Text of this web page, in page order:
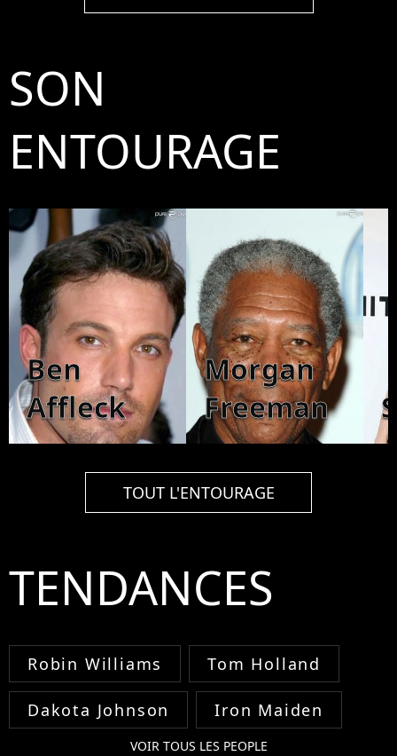
SON
ENTOURAGE
Ben
Affleck
Morgan
Freeman
TOUT L'ENTOURAGE
TENDANCES
Robin Williams Tom Holland
Dakota Johnson Iron Maiden
VOIR TOUS LES PEOPLE